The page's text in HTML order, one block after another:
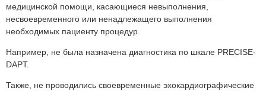
медицинской помощи, касающиеся невыполнения,
несвоевременного или ненадлежащего выполнения
необходимых пациенту процедур.
Например, не была назначена диагностика по шкале PRECISE-
DAPT.
Также, не проводились своевременные эхокардиографические